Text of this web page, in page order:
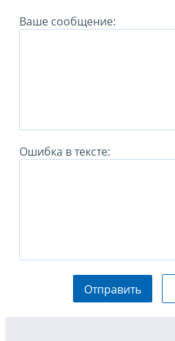
Ваше сообщение:
Ошибка в тексте:
Отправить